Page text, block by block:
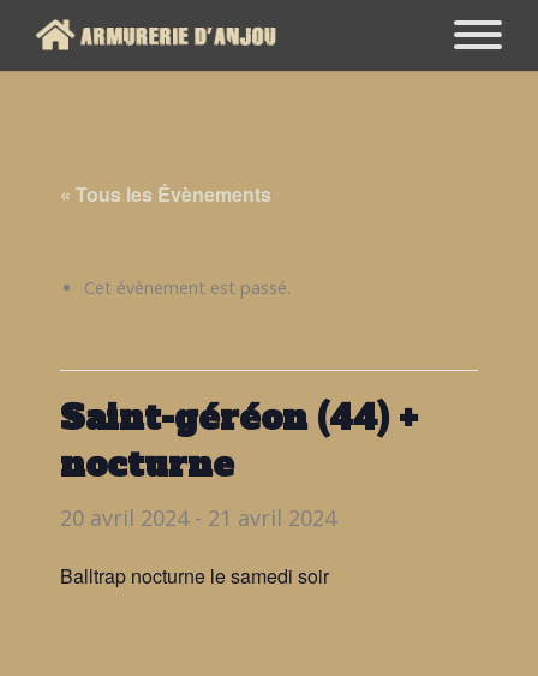
« Tous les Évènements
Cet évènement est passé.
Saint-géréon (44) +
nocturne
20 avril 2024- 21 avril 2024
Balltrap nocturne le samedi soir